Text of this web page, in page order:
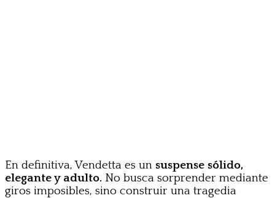
En definitiva, Vendetta es un suspense sólido,
elegante y adulto. No busca sorprender mediante
giros imposibles, sino construir una tragedia